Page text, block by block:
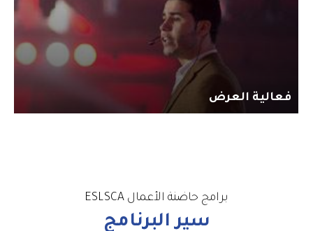
فعالية العرض
برامج حاضنة الأعمال ESLSCA
سير البرنامج